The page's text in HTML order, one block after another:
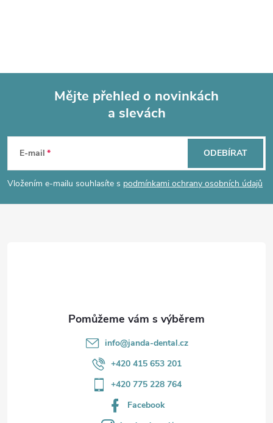
p
a
Mějte přehled o novinkách
a slevách
E-mail
Vložením e-mailu souhlasíte s podmínkami ochrany osobních údajů
ODEBÍRAT
info@janda-dental.cz
+420 415 653 201
+420 775 228 764
Facebook